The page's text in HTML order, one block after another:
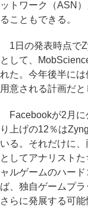
ットワーク（ASN
ることもできる。
1日の発表時点で
として、
れた。今年後半に
用意される計画だと
Facebookが2月に
り上げの12％は
いる。それだけに
としてアナリスト
ャルゲームのハー
ば、独自ゲームプ
さらに発展する可能